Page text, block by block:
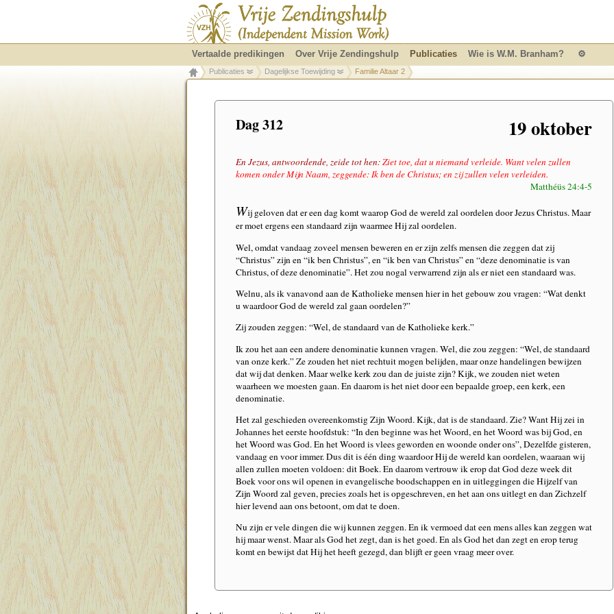
19 oktober
Dag 312
En Jezus, antwoordende, zeide tot hen:Ziet toe, dat u niemand verleide. Want velen zullen
komen onder Mijn Naam, zeggende: Ik ben de Christus; en zij zullen velen verleiden.
Matthéüs 24:4-5
Wij geloven dat er een dag komt waarop God de wereld zal oordelen door Jezus Christus. Maar
er moet ergens een standaard zijn waarmee Hij zal oordelen.
Wel, omdat vandaag zoveel mensen beweren en er zijn zelfs mensen die zeggen dat zij
“Christus” zijn en “ik ben Christus”, en “ik ben van Christus” en “deze denominatie is van
Christus, of deze denominatie”. Het zou nogal verwarrend zijn als er niet een standaard was.
Welnu, als ik vanavond aan de Katholieke mensen hier in het gebouw zou vragen: “Wat denkt
u waardoor God de wereld zal gaan oordelen?”
Zij zouden zeggen: “Wel, de standaard van de Katholieke kerk.”
Ik zou het aan een andere denominatie kunnen vragen. Wel, die zou zeggen: “Wel, de standaard
van onze kerk.” Ze zouden het niet rechtuit mogen belijden, maar onze handelingen bewijzen
dat wij dat denken. Maar welke kerk zou dan de juiste zijn? Kijk, we zouden niet weten
waarheen we moesten gaan. En daarom is het niet door een bepaalde groep, een kerk, een
denominatie.
Het zal geschieden overeenkomstig Zijn Woord. Kijk, dat is de standaard. Zie? Want Hij zei in
Johannes het eerste hoofdstuk: “In den beginne was het Woord, en het Woord was bij God, en
het Woord was God. En het Woord is vlees geworden en woonde onder ons”, Dezelfde gisteren,
vandaag en voor immer. Dus dit is één ding waardoor Hij de wereld kan oordelen, waaraan wij
allen zullen moeten voldoen: dit Boek. En daarom vertrouw ik erop dat God deze week dit
Boek voor ons wil openen in evangelische boodschappen en in uitleggingen die Hijzelf van
Zijn Woord zal geven, precies zoals het is opgeschreven, en het aan ons uitlegt en dan Zichzelf
hier levend aan ons betoont, om dat te doen.
Nu zijn er vele dingen die wij kunnen zeggen. En ik vermoed dat een mens alles kan zeggen wat
hij maar wenst. Maar als God het zegt, dan is het goed. En als God het dan zegt en erop terug
komt en bewijst dat Hij het heeft gezegd, dan blijft er geen vraag meer over.
Vertaalde predikingen Over Vrije Zendingshulp Publicaties Wie is W.M. Branham? ⚙
Publicaties Dagelijkse Toewijding Familie Altaar 2